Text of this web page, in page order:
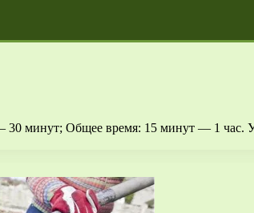
30 минут; Общее время: 15 минут — 1 час.